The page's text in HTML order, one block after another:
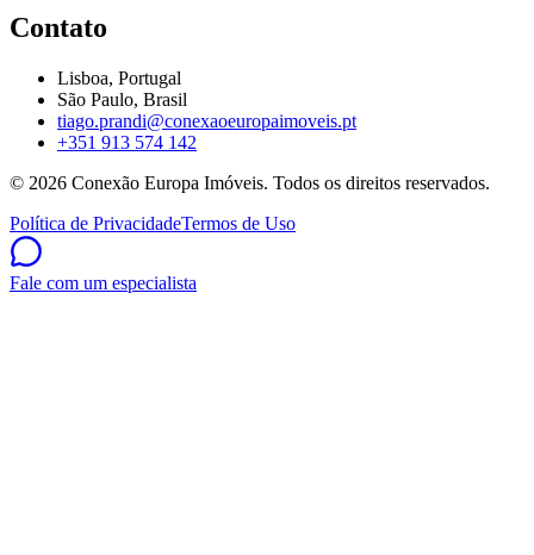
Contato
Lisboa, Portugal
São Paulo, Brasil
tiago.prandi@conexaoeuropaimoveis.pt
+351 913 574 142
© 2026 Conexão Europa Imóveis. Todos os direitos reservados.
Política de PrivacidadeTermos de Uso
Fale com um especialista